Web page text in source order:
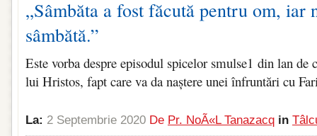
„Sâmbăta a fost făcută pentru om, iar
sâmbătă.”
Este vorba despre episodul spicelor smulse1 din lan de
lui Hristos, fapt care va da naștere unei înfruntări cu
La: 2 Septembrie 2020 De Pr. NoÃ«l Tanazacq in